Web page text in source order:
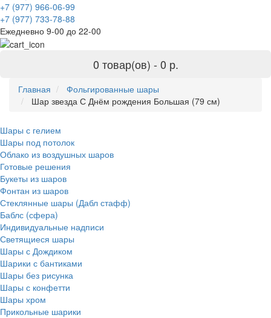
+7 (977) 966-06-99
+7 (977) 733-78-88
Ежедневно 9-00 до 22-00
0 товар(ов) - 0 р.
Главная
Фольгированные шары
Шар звезда С Днём рождения Большая (79 см)
Шары с гелием
Шары под потолок
Облако из воздушных шаров
Готовые решения
Букеты из шаров
Фонтан из шаров
Стеклянные шары (Дабл стафф)
Баблс (сфера)
Индивидуальные надписи
Светящиеся шары
Шары с Дождиком
Шарики с бантиками
Шары без рисунка
Шары с конфетти
Шары хром
Прикольные шарики